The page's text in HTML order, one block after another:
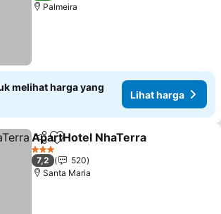
Palmeira
melihat harga yang
Lihat harga
BagikanTambahkan ke favorit
ApartHotel NhaTerra
3 Bintang
7,2
520
Santa Maria